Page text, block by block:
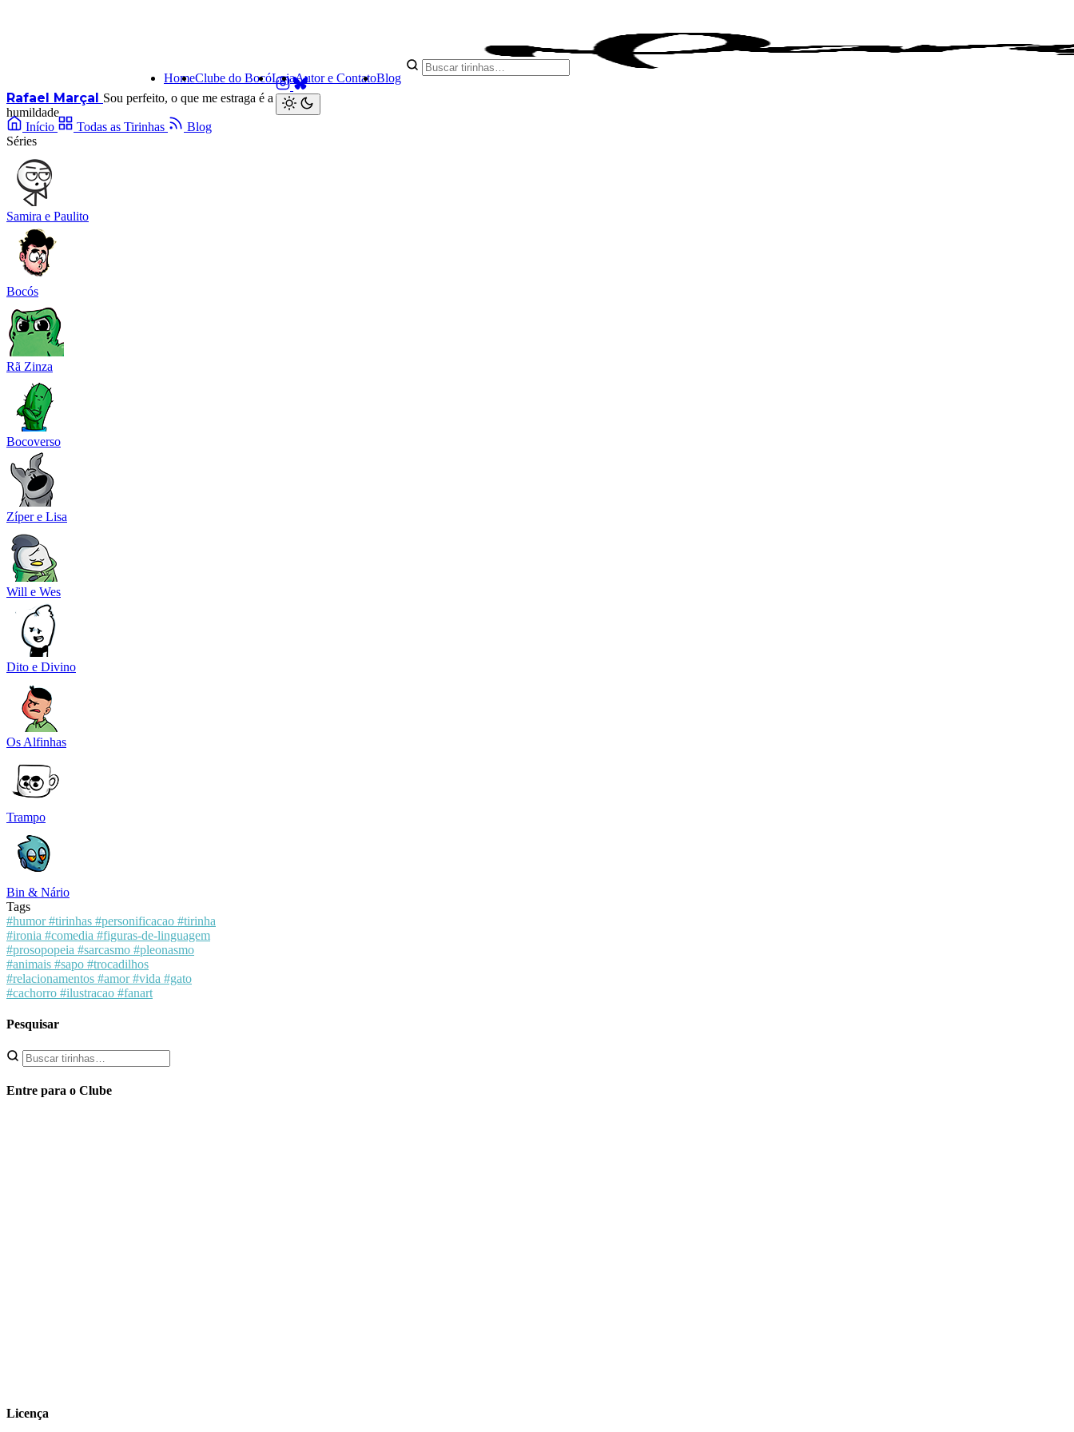
Rafael Marçal Sou perfeito, o que me estraga é a minha
humildade
HomeClube do BocóLojaAutor e ContatoBlog
Início Todas as Tirinhas
Blog
Séries
Samira e Paulito
Bocós
Rã Zinza
Bocoverso
Zíper e Lisa
Will e Wes
Dito e Divino
Os Alfinhas
Trampo
Bin & Nário
Tags
#humor#tirinhas #personificacao #tirinha
#ironia #comedia #figuras-de-linguagem
#prosopopeia #sarcasmo #pleonasmo
#animais #sapo #trocadilhos
#relacionamentos #amor#vida #gato
#cachorro #ilustracao #fanart
Pesquisar
Entre para o Clube
Licença